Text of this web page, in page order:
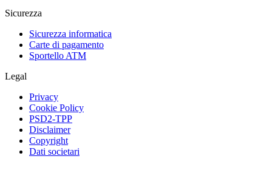
Sicurezza
Sicurezza informatica
Carte di pagamento
Sportello ATM
Legal
Privacy
Cookie Policy
PSD2-TPP
Disclaimer
Copyright
Dati societari